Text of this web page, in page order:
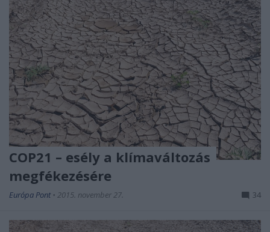
COP21 – esély a klímaváltozás
megfékezésére
Európa Pont • 2015. november 27. 34